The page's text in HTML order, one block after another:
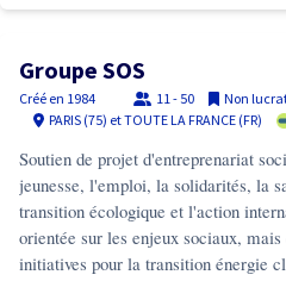
Groupe SOS
Créé en 1984 11 - 50
Non
PARIS (75) et TOUTE LA FRANCE (FR)
Soutien de projet d'entreprenariat
jeunesse, l'emploi, la solidarités, la
transition écologique et l'action
orientée sur les enjeux sociaux,
initiatives pour la transition énergie